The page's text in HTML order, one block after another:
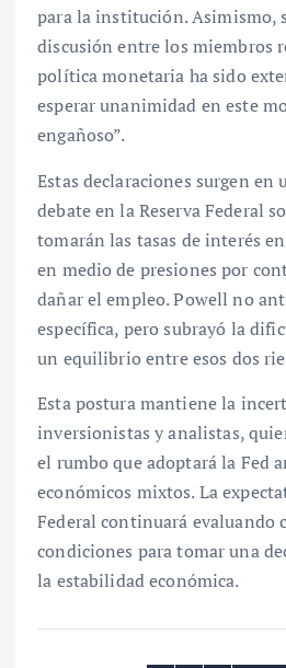
para la institución. Asimismo,
discusión entre los miembros
política monetaria ha sido
esperar unanimidad en este
engañoso”.
Estas declaraciones surgen en
debate en la Reserva Federal
tomarán las tasas de interés
en medio de presiones por
dañar el empleo. Powell no
específica, pero subrayó la
un equilibrio entre esos dos
Esta postura mantiene la
inversionistas y analistas,
el rumbo que adoptará la Fed
económicos mixtos. La
Federal continuará evaluando
condiciones para tomar una
la estabilidad económica.